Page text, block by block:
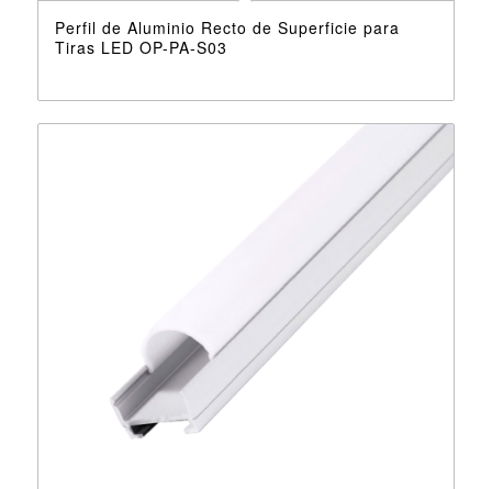
Perfil de Aluminio Recto de Superficie para
Tiras LED OP-PA-S03